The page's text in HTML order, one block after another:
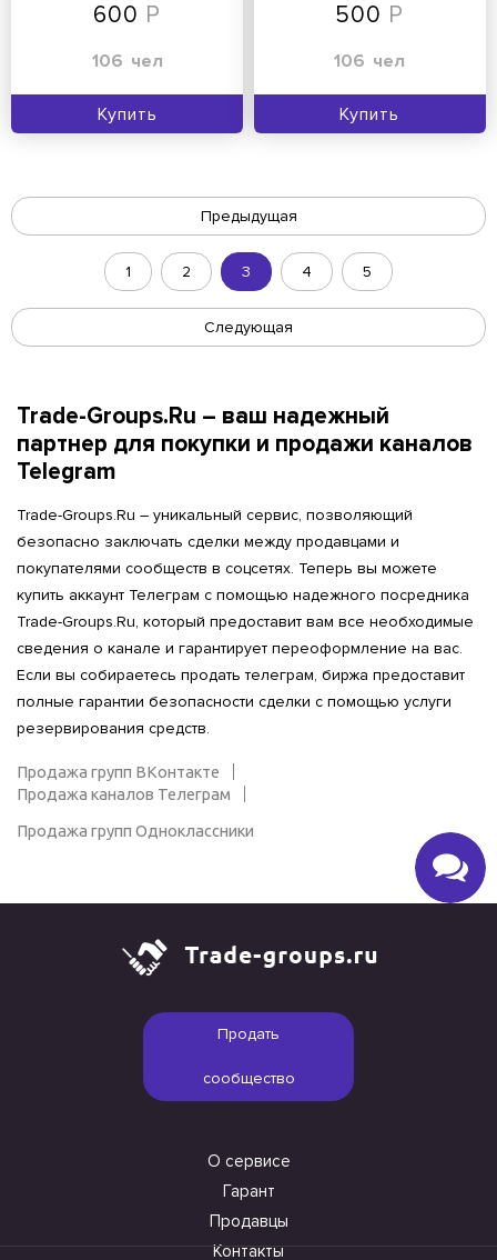
600
106 чел
Купить
500
106 чел
Купить
Предыдущая
1 2 3 4 5
Следующая
Trade-Groups.Ru – ваш надежный
партнер для покупки и продажи каналов
Telegram
Trade-Groups.Ru – уникальный сервис, позволяющий
безопасно заключать сделки между продавцами и
покупателями сообществ в соцсетях. Теперь вы можете
купить аккаунт Телеграм с помощью надежного посредника
Trade-Groups.Ru, который предоставит вам все необходимые
сведения о канале и гарантирует переоформление на вас.
Если вы собираетесь продать телеграм, биржа предоставит
полные гарантии безопасности сделки с помощью услуги
резервирования средств.
Продажа групп ВКонтакте
Продажа каналов Телеграм
Продажа групп Одноклассники
Продать
сообщество
О сервисе
Гарант
Продавцы
Контакты